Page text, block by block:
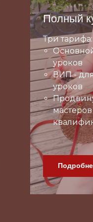
Полный
Три тарифа:
уроков
ВИП -
уроков